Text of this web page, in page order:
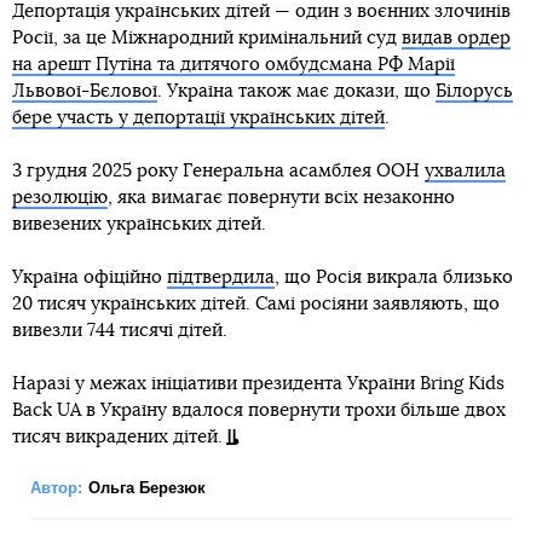
Депортація українських дітей — один з воєнних злочинів
Росії, за це Міжнародний кримінальний суд видав ордер
на арешт Путіна та дитячого омбудсмана РФ Марії
Львової-Бєлової. Україна також має докази, що Білорусь
бере участь у депортації українських дітей.
3 грудня 2025 року Генеральна асамблея ООН ухвалила
резолюцію, яка вимагає повернути всіх незаконно
вивезених українських дітей.
Україна офіційно підтвердила, що Росія викрала близько
20 тисяч українських дітей. Самі росіяни заявляють, що
вивезли 744 тисячі дітей.
Наразі у межах ініціативи президента України Bring Kids
Back UA в Україну вдалося повернути трохи більше двох
тисяч викрадених дітей.
Автор: Ольга Березюк